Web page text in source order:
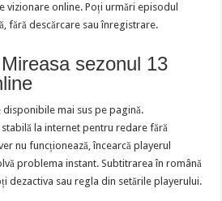
vizionare online. Poți urmări episodul
fără descărcare sau înregistrare.
sezonul 13
mai sus pe pagină.
la internet pentru redare fără
nu funcționează, încearcă playerul
problema instant. Subtitrarea în română
dezactiva sau regla din setările playerului.